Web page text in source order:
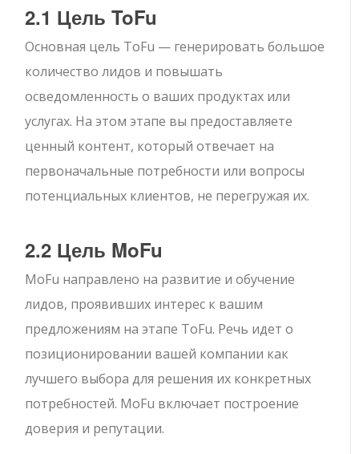
2.1 Цель ToFu
Основная цель ToFu — генерировать большое
количество лидов и повышать
осведомленность о ваших продуктах или
услугах. На этом этапе вы предоставляете
ценный контент, который отвечает на
первоначальные потребности или вопросы
потенциальных клиентов, не перегружая их.
2.2 Цель MoFu
MoFu направлено на развитие и обучение
лидов, проявивших интерес к вашим
предложениям на этапе ToFu. Речь идет о
позиционировании вашей компании как
лучшего выбора для решения их конкретных
потребностей. MoFu включает построение
доверия и репутации.